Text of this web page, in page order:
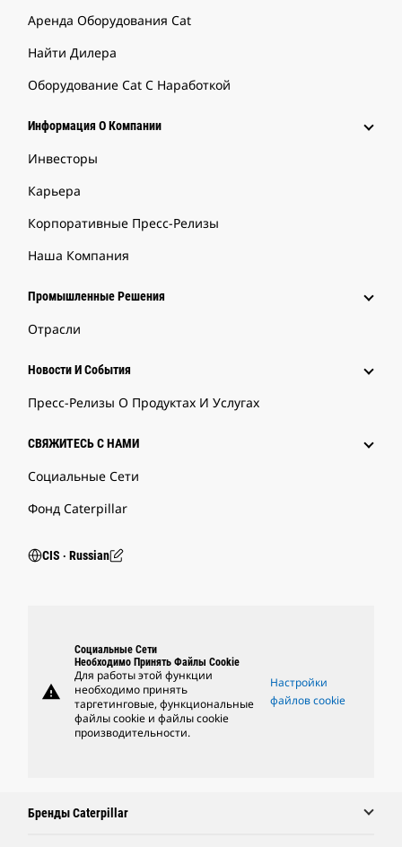
Аренда Оборудования Cat
Найти Дилера
Оборудование Cat С Наработкой
Информация О Компании
Инвесторы
Карьера
Корпоративные Пресс-Релизы
Наша Компания
Промышленные Решения
Отрасли
Новости И События
Пресс-Релизы О Продуктах И Услугах
СВЯЖИТЕСЬ С НАМИ
Социальные Сети
Фонд Caterpillar
CIS ‧ Russian
warning
Социальные Сети
Необходимо Принять Файлы Cookie
Для работы этой функции
необходимо принять
таргетинговые, функциональные
файлы cookie и файлы cookie
производительности.
Настройки
файлов cookie
Бренды Caterpillar